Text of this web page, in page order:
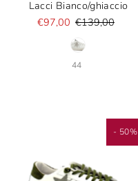
Lacci Bianco/ghiaccio
€97,00 €139,00
44
- 50%